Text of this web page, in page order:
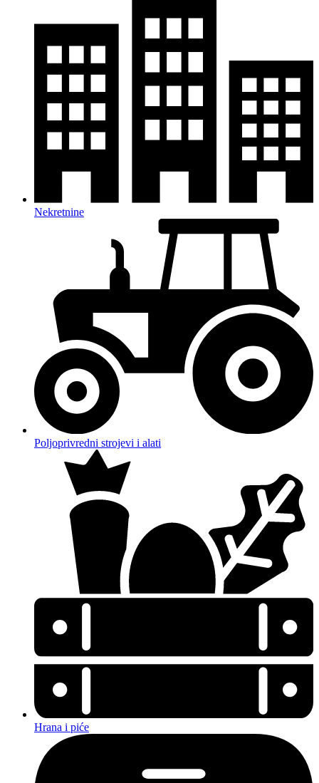
Nekretnine
Poljoprivredni strojevi i alati
Hrana i piće